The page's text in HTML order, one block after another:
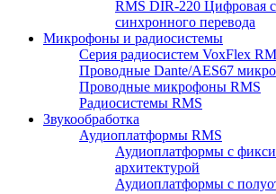
RMS DIR-220 Цифровая
синхронного перевода
Микрофоны и радиосистемы
Серия радиосистем VoxFlex
Проводные Dante/AES67
Проводные микрофоны RMS
Радиосистемы RMS
Звукообработка
Аудиоплатформы RMS
Аудиоплатформы с
архитектурой
Аудиоплатформы с